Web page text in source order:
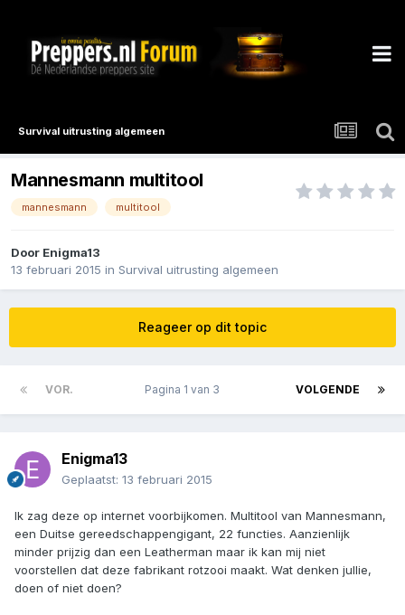
Survival uitrusting algemeen
Mannesmann multitool
mannesmann multitool
Door Enigma13
13 februari 2015 in Survival uitrusting algemeen
Reageer op dit topic
VOR. VOLGENDE
Pagina 1 van 3
Enigma13
Geplaatst: 13 februari 2015
Ik zag deze op internet voorbijkomen. Multitool van Mannesmann,
een Duitse gereedschappengigant, 22 functies. Aanzienlijk
minder prijzig dan een Leatherman maar ik kan mij niet
voorstellen dat deze fabrikant rotzooi maakt. Wat denken jullie,
doen of niet doen?